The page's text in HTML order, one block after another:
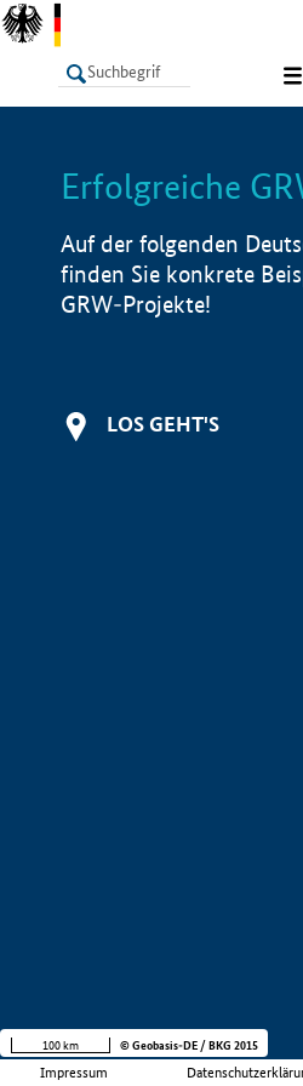
LISTE
Erfolgreiche
Auf der folgenden
finden Sie konkrete
GRW-Projekte!
LOS GEHT'S
Impressum
100 km © Geobasis-DE / BKG 2015